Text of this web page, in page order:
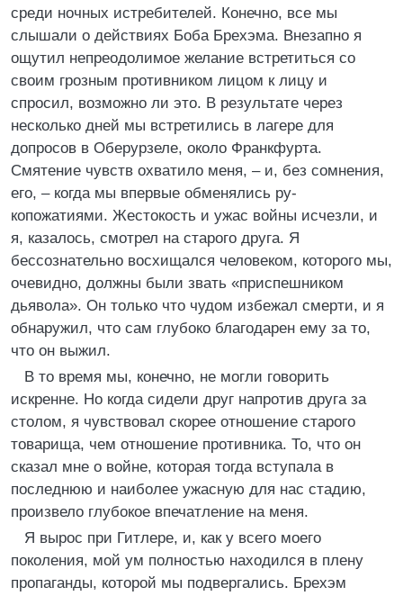
среди ночных истребителей. Конечно, все мы
слышали о действиях Боба Брехэма. Внезапно я
ощутил непреодолимое желание встретиться со
своим грозным противником лицом к лицу и
спросил, возможно ли это. В результате через
несколько дней мы встретились в лагере для
допросов в Оберурзеле, около Франкфурта.
Смятение чувств охватило меня, – и, без сомнения,
его, – когда мы впервые обменялись ру-
копожатиями. Жестокость и ужас войны исчезли, и
я, казалось, смотрел на старого друга. Я
бессознательно восхищался человеком, которого мы,
очевидно, должны были звать «приспешником
дьявола». Он только что чудом избежал смерти, и я
обнаружил, что сам глубоко благодарен ему за то,
что он выжил.
В то время мы, конечно, не могли говорить
искренне. Но когда сидели друг напротив друга за
столом, я чувствовал скорее отношение старого
товарища, чем отношение противника. То, что он
сказал мне о войне, которая тогда вступала в
последнюю и наиболее ужасную для нас стадию,
произвело глубокое впечатление на меня.
Я вырос при Гитлере, и, как у всего моего
поколения, мой ум полностью находился в плену
пропаганды, которой мы подвергались. Брехэм